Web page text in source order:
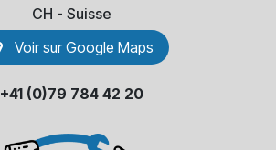
​CH - Suisse
Voir sur Go​​ogle Maps
+41 (0)79 784 42 20